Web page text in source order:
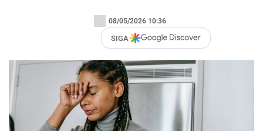
08/05/2026 10:36
SIGA